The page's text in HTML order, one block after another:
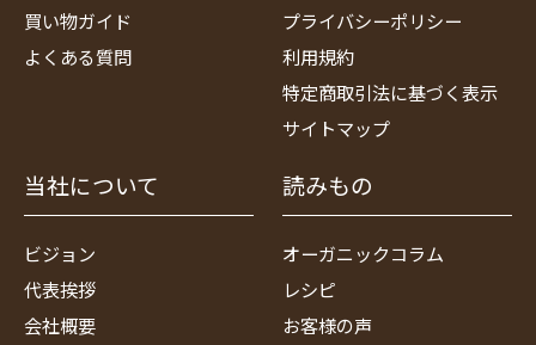
買い物ガイド
よくある質問
プライバシーポリシー
利用規約
特定商取引法に基づく表示
サイトマップ
当社について
ビジョン
代表挨拶
会社概要
読みもの
オーガニックコラム
レシピ
お客様の声